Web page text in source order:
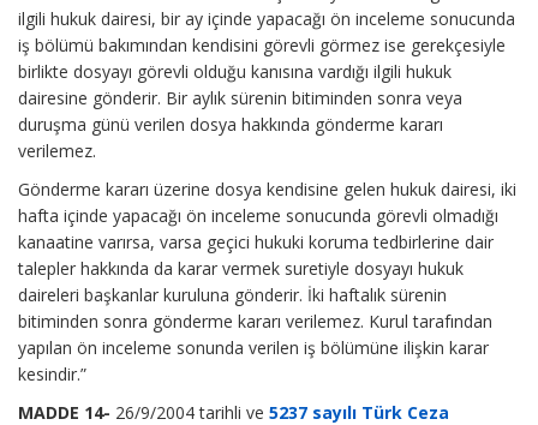
ilgili hukuk dairesi, bir ay içinde yapacağı ön inceleme sonucunda
iş bölümü bakımından kendisini görevli görmez ise gerekçesiyle
birlikte dosyayı görevli olduğu kanısına vardığı ilgili hukuk
dairesine gönderir. Bir aylık sürenin bitiminden sonra veya
duruşma günü verilen dosya hakkında gönderme kararı
verilemez.
Gönderme kararı üzerine dosya kendisine gelen hukuk dairesi, iki
hafta içinde yapacağı ön inceleme sonucunda görevli olmadığı
kanaatine varırsa, varsa geçici hukuki koruma tedbirlerine dair
talepler hakkında da karar vermek suretiyle dosyayı hukuk
daireleri başkanlar kuruluna gönderir. İki haftalık sürenin
bitiminden sonra gönderme kararı verilemez. Kurul tarafından
yapılan ön inceleme sonunda verilen iş bölümüne ilişkin karar
kesindir.”
MADDE 14- 26/9/2004 tarihli ve 5237 sayılı Türk Ceza